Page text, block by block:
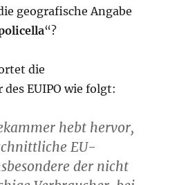
geografische Angabe
“?
die
EUIPO wie folgt:
hebt hervor,
EU-
der nicht